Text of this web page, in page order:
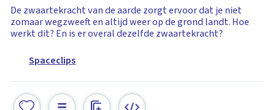
De zwaartekracht van de aarde zorgt ervoor dat je niet
zomaar wegzweeft en altijd weer op de grond landt. Hoe
werkt dit? En is er overal dezelfde zwaartekracht?
Spaceclips